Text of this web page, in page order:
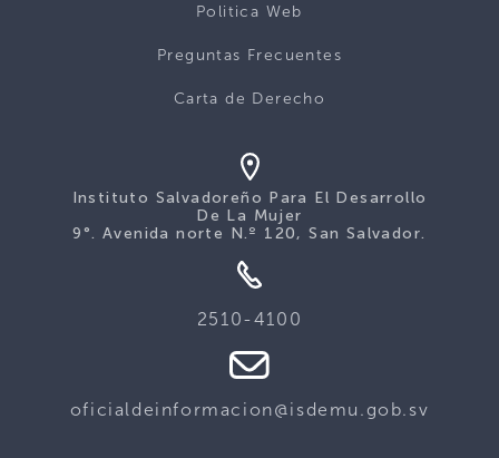
Politica Web
Preguntas Frecuentes
Carta de Derecho
Instituto Salvadoreño Para El Desarrollo
De La Mujer
9°. Avenida norte N.º 120, San Salvador.
2510-4100
oficialdeinformacion@isdemu.gob.sv